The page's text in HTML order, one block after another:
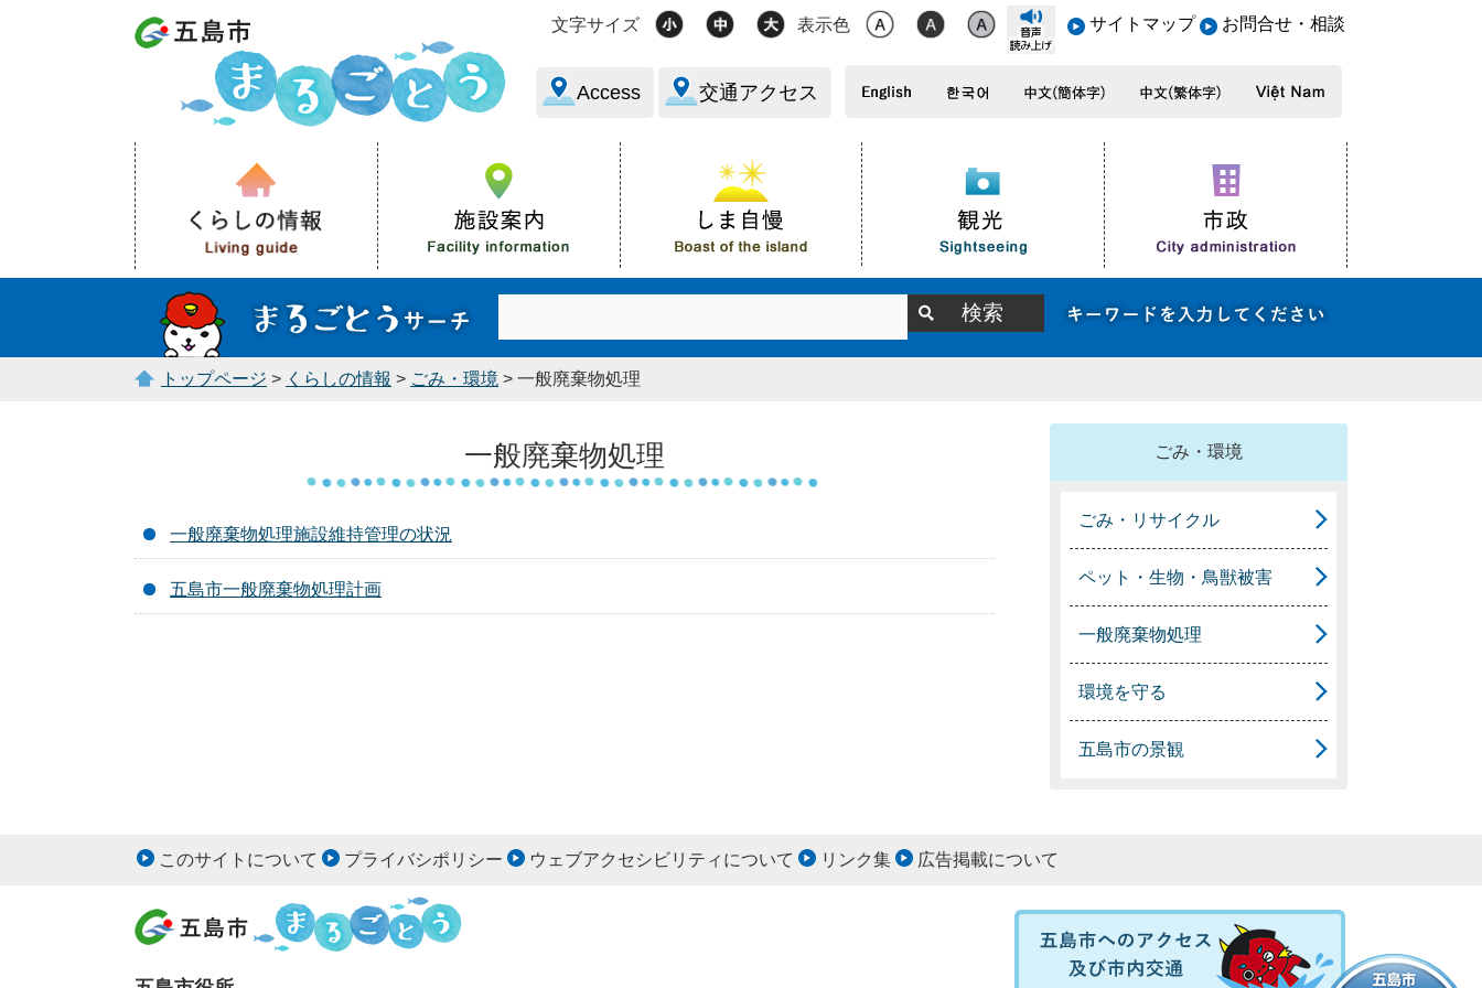
文字サイズ 表示色 サイトマップ お問合せ・相談
Access 交通アクセス
トップページ > くらしの情報 > ごみ・環境 > 一般廃棄物処理
一般廃棄物処理
一般廃棄物処理施設維持管理の状況
五島市一般廃棄物処理計画
ごみ・環境
ごみ・リサイクル
ペット・生物・鳥獣被害
一般廃棄物処理
環境を守る
五島市の景観
このサイトについて プライバシポリシー ウェブアクセシビリティについて リンク集 広告掲載について